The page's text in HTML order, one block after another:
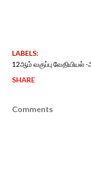
LABELS:
12ஆம் வகுப்பு வேதியியல்
SHARE
Comments